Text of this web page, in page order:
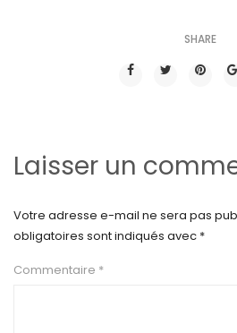
SHARE
Laisser un
Votre adresse e-mail ne sera pas
obligatoires sont indiqués avec *
Commentaire *